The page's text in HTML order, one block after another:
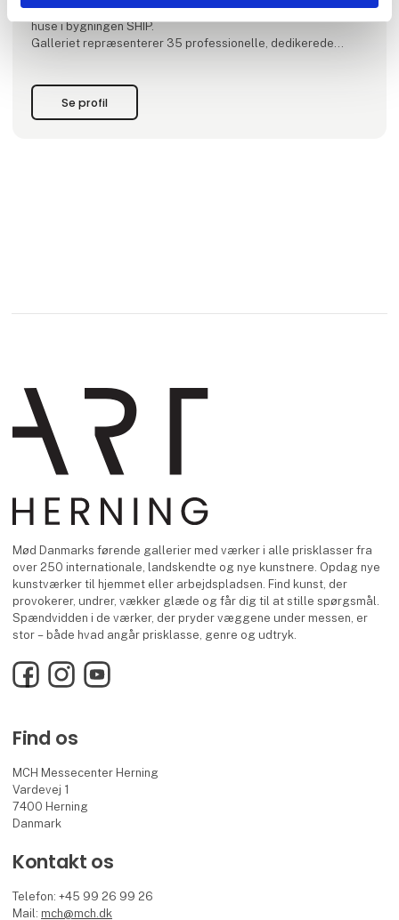
I februar 2024 flyttede galleriet til Aarhus Ø, og har nu til
huse i bygningen SHIP.
Galleriet repræsenterer 35 professionelle, dedikerede
Se profil
Mød Danmarks førende gallerier med værker i alle prisklasser fra
over 250 internationale, landskendte og nye kunstnere. Opdag nye
kunstværker til hjemmet eller arbejdspladsen. Find kunst, der
provokerer, undrer, vækker glæde og får dig til at stille spørgsmål.
Spændvidden i de værker, der pryder væggene under messen, er
stor – både hvad angår prisklasse, genre og udtryk.
FacebookInstagramYouTube
Find os
MCH Messecenter Herning
Vardevej 1
7400 Herning
Danmark
Kontakt os
Telefon: +45 99 26 99 26
Mail: mch@mch.dk